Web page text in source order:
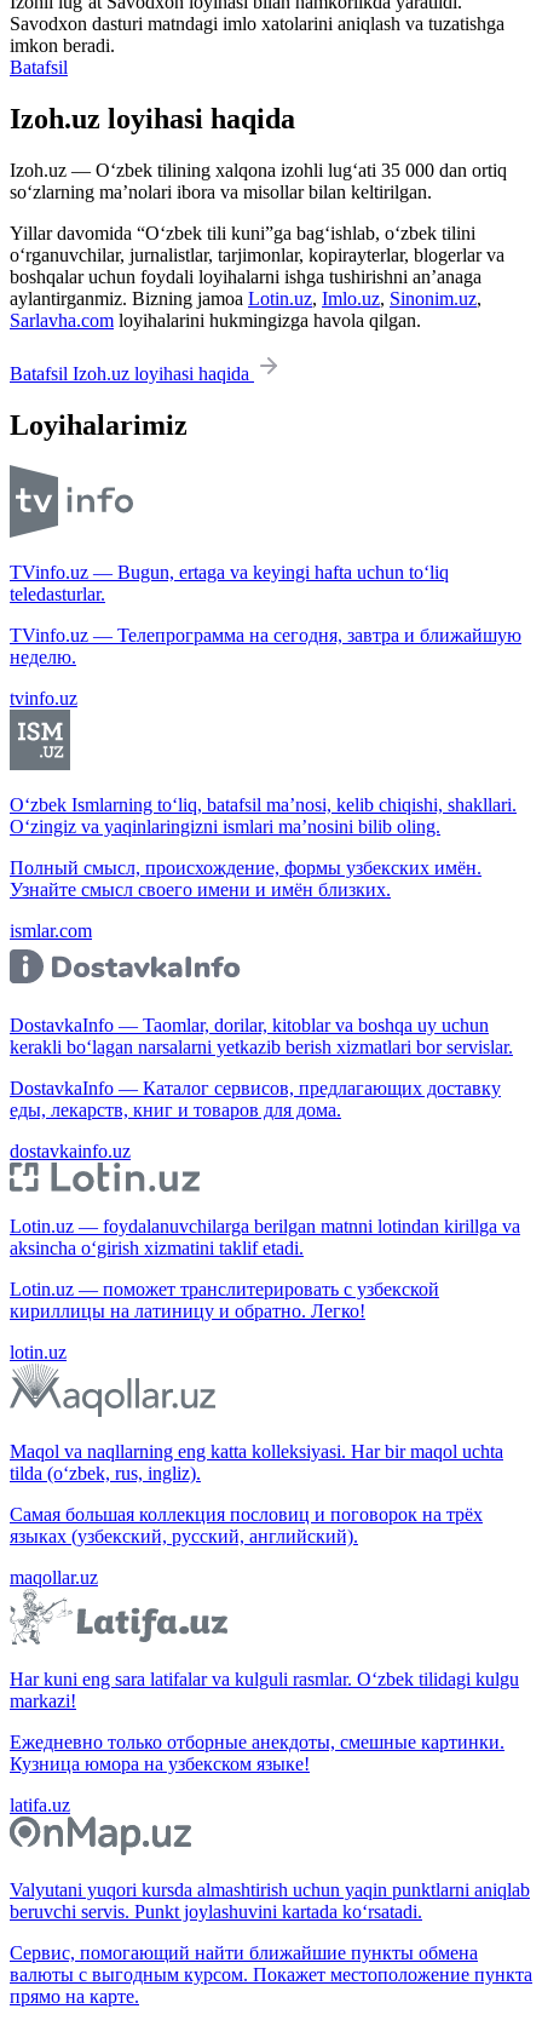
Savodxon dasturi matndagi imlo xatolarini aniqlash va tuzatishga
imkon beradi.
Batafsil
Izoh.uz loyihasi haqida
Izoh.uz — O‘zbek tilining xalqona izohli lug‘ati 35 000 dan ortiq
so‘zlarning ma’nolari ibora va misollar bilan keltirilgan.
Yillar davomida “O‘zbek tili kuni”ga bag‘ishlab, o‘zbek tilini
o‘rganuvchilar, jurnalistlar, tarjimonlar, kopirayterlar, blogerlar va
boshqalar uchun foydali loyihalarni ishga tushirishni an’anaga
aylantirganmiz. Bizning jamoa Lotin.uz, Imlo.uz, Sinonim.uz,
Sarlavha.com loyihalarini hukmingizga havola qilgan.
Batafsil Izoh.uz loyihasi haqida
Loyihalarimiz
TVinfo.uz — Bugun, ertaga va keyingi hafta uchun to‘liq
teledasturlar.
TVinfo.uz — Телепрограмма на сегодня, завтра и ближайшую
неделю.
tvinfo.uz
O‘zbek Ismlarning to‘liq, batafsil ma’nosi, kelib chiqishi, shakllari.
O‘zingiz va yaqinlaringizni ismlari ma’nosini bilib oling.
Полный смысл, происхождение, формы узбекских имён.
Узнайте смысл своего имени и имён близких.
ismlar.com
DostavkaInfo — Taomlar, dorilar, kitoblar va boshqa uy uchun
kerakli bo‘lagan narsalarni yetkazib berish xizmatlari bor servislar.
DostavkaInfo — Каталог сервисов, предлагающих доставку
еды, лекарств, книг и товаров для дома.
dostavkainfo.uz
Lotin.uz — foydalanuvchilarga berilgan matnni lotindan kirillga va
aksincha o‘girish xizmatini taklif etadi.
Lotin.uz — поможет транслитерировать с узбекской
кириллицы на латиницу и обратно. Легко!
lotin.uz
Maqol va naqllarning eng katta kolleksiyasi. Har bir maqol uchta
tilda (o‘zbek, rus, ingliz).
Самая большая коллекция пословиц и поговорок на трёх
языках (узбекский, русский, английский).
maqollar.uz
Har kuni eng sara latifalar va kulguli rasmlar. O‘zbek tilidagi kulgu
markazi!
Ежедневно только отборные анекдоты, смешные картинки.
Кузница юмора на узбекском языке!
latifa.uz
Valyutani yuqori kursda almashtirish uchun yaqin punktlarni aniqlab
beruvchi servis. Punkt joylashuvini kartada ko‘rsatadi.
Сервис, помогающий найти ближайшие пункты обмена
валюты с выгодным курсом. Покажет местоположение пункта
прямо на карте.